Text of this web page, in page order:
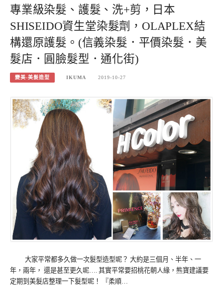
專業級染髮、護髮、洗+剪，日本
SHISEIDO資生堂染髮劑，OLAPLEX結
構還原護髮。(信義染髮．平價染髮．美
髮店．圓臉髮型．通化街)
變美-美髮造型 IKUMA 2019-10-27
大家平常都多久做一次髮型造型呢？ 大約是三個月、半年、一
年，兩年， 還是甚至更久呢…. 其實平常要招桃花朝人緣，熊寶建議要
定期到美髮店整理一下髮型呢！ 『柔順…